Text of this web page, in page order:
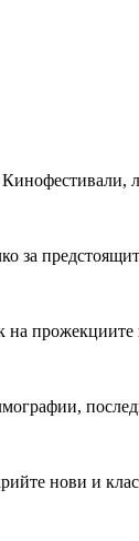
за
на
нови и